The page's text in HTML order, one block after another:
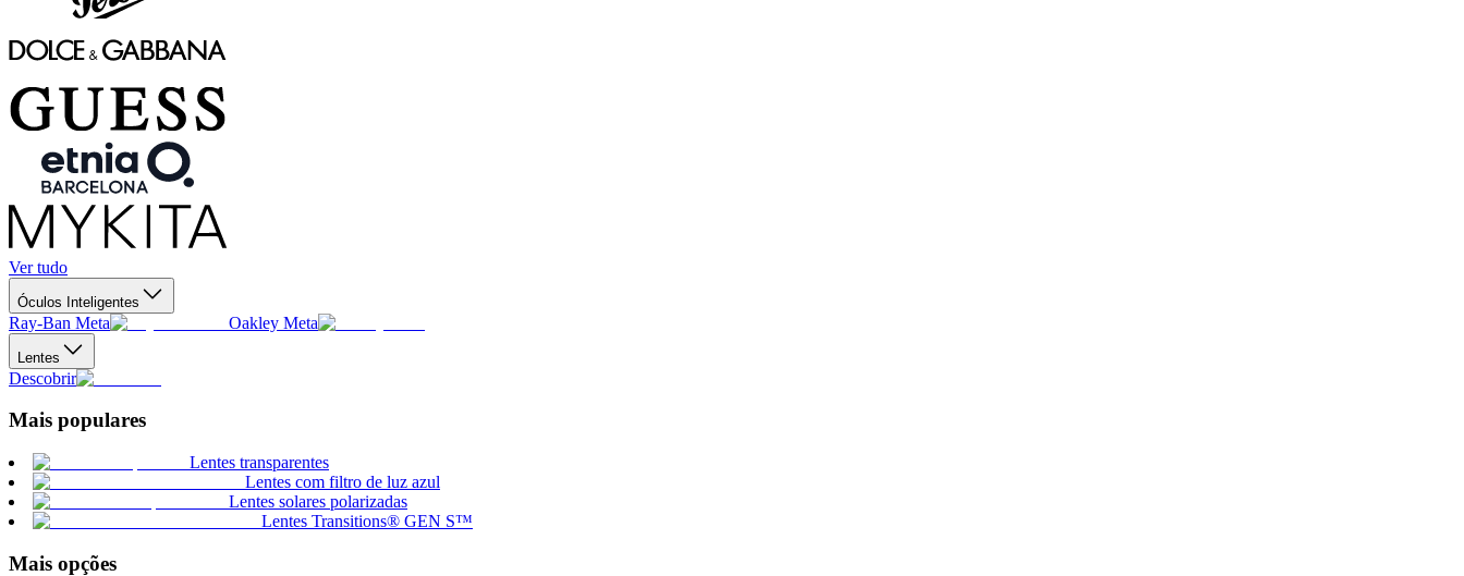
Ver tudo
Óculos Inteligentes
Ray-Ban Meta Oakley Meta
Lentes
Descobrir
Mais populares
Lentes transparentes
Lentes com filtro de luz azul
Lentes solares polarizadas
Lentes Transitions® GEN S™
Mais opções